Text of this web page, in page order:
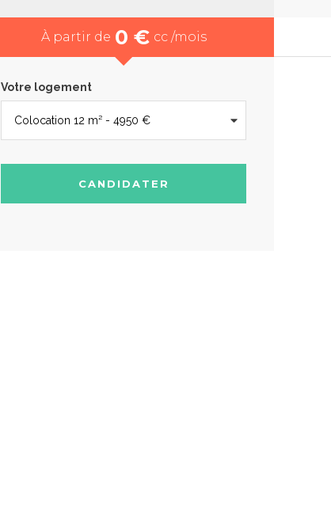
À partir de 0 € cc /mois
Votre logement
CANDIDATER